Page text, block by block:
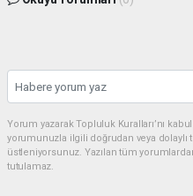
Yorum yazarak Topluluk Kuralları’nı
yorumunuzla ilgili doğrudan veya dolaylı
üstleniyorsunuz. Yazılan tüm
tutulamaz.